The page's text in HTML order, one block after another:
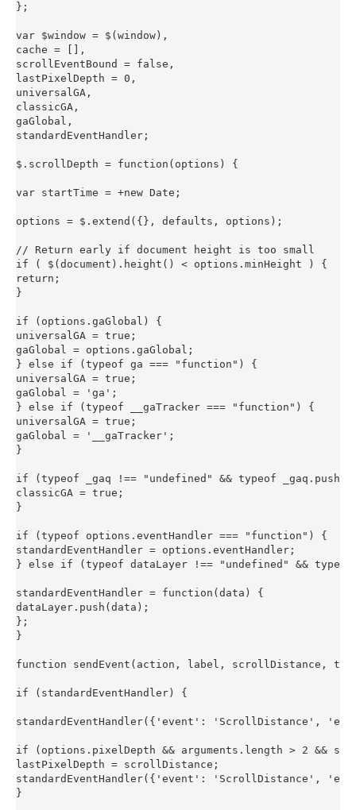
};
var $window = $(window),
cache = [],
scrollEventBound = false,
lastPixelDepth = 0,
universalGA,
classicGA,
gaGlobal,
standardEventHandler;
$.scrollDepth = function(options) {
var startTime = +new Date;
options = $.extend({}, defaults, options);
// Return early if document height is too small
if ( $(document).height() < options.minHeight ) {
return;
}
if (options.gaGlobal) {
universalGA = true;
gaGlobal = options.gaGlobal;
} else if (typeof ga === "function") {
universalGA = true;
gaGlobal = 'ga';
} else if (typeof __gaTracker === "function") {
universalGA = true;
gaGlobal = '__gaTracker';
}
if (typeof _gaq !== "undefined" && typeof _gaq.push
classicGA = true;
}
if (typeof options.eventHandler === "function") {
standardEventHandler = options.eventHandler;
} else if (typeof dataLayer !== "undefined" &&
standardEventHandler = function(data) {
dataLayer.push(data);
};
}
function sendEvent(action, label, scrollDistance,
if (standardEventHandler) {
standardEventHandler({'event': 'ScrollDistance',
if (options.pixelDepth && arguments.length > 2 &&
lastPixelDepth = scrollDistance;
standardEventHandler({'event': 'ScrollDistance',
}